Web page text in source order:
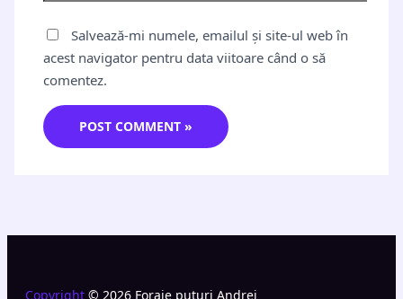
Salvează-mi numele, emailul și site-ul web în
acest navigator pentru data viitoare când o să
comentez.
Copyright © 2026 Foraje puturi Andrei